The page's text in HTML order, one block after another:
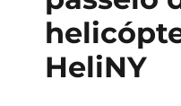
HeliNY